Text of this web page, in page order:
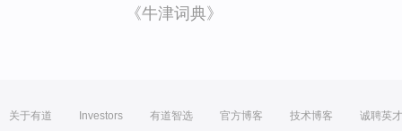
《牛津词典》
关于有道 Investors 有道智选 官方博客 技术博客 诚聘英才